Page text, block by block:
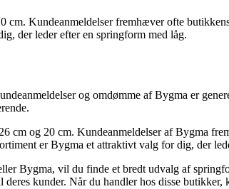
cm. Kundeanmeldelser fremhæver ofte
der leder efter en springform med låg.
og omdømme af Bygma er
cm og 20 cm. Kundeanmeldelser af Bygma
er Bygma et attraktivt valg for dig, der
Bygma, vil du finde et bredt udvalg af
kunder. Når du handler hos disse